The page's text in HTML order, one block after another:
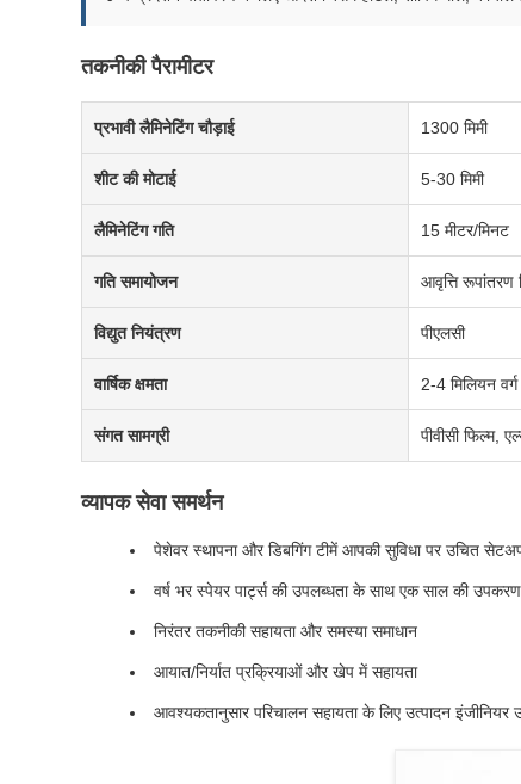
तकनीकी पैरामीटर
प्रभावी लैमिनेटिंग चौड़ाई 1300 मिमी
शीट की मोटाई 5-30 मिमी
लैमिनेटिंग गति 15 मीटर/मिनट
गति समायोजन आवृत्ति रूपांतरण
विद्युत नियंत्रण पीएलसी
वार्षिक क्षमता 2-4 मिलियन वर्ग
संगत सामग्री पीवीसी फिल्म,
व्यापक सेवा समर्थन
पेशेवर स्थापना और डिबगिंग टीमें आपकी सुविधा पर उचित
वर्ष भर स्पेयर पार्ट्स की उपलब्धता के साथ एक साल की उपकरण
निरंतर तकनीकी सहायता और समस्या समाधान
आयात/निर्यात प्रक्रियाओं और खेप में सहायता
आवश्यकतानुसार परिचालन सहायता के लिए उत्पादन इंजीनियर